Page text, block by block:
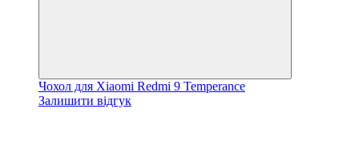
Чохол для Xiaomi Redmi 9 Temperance
Залишити відгук